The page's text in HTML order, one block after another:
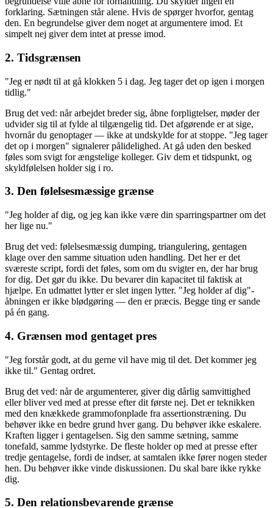
forklaring. Sætningen står alene. Hvis de spørger hvorfor, gentag
den. En begrundelse giver dem noget at argumentere imod. Et
simpelt nej giver dem intet at presse imod.
2. Tidsgrænsen
"Jeg er nødt til at gå klokken 5 i dag. Jeg tager det op igen i morgen
tidlig."
Brug det ved: når arbejdet breder sig, åbne forpligtelser, møder der
udvider sig til at fylde al tilgængelig tid. Det afgørende er at sige,
hvornår du genoptager — ikke at undskylde for at stoppe. "Jeg tager
det op i morgen" signalerer pålidelighed. At gå uden den besked
føles som svigt for ængstelige kolleger. Giv dem et tidspunkt, og
skyldfølelsen holder sig i ro.
3. Den følelsesmæssige grænse
"Jeg holder af dig, og jeg kan ikke være din sparringspartner om det
her lige nu."
Brug det ved: følelsesmæssig dumping, triangulering, gentagen
klage over den samme situation uden handling. Det her er det
sværeste script, fordi det føles, som om du svigter en, der har brug
for dig. Det gør du ikke. Du bevarer din kapacitet til faktisk at
hjælpe. En udmattet lytter er slet ingen lytter. "Jeg holder af dig"-
åbningen er ikke blødgøring — den er præcis. Begge ting er sande
på én gang.
4. Grænsen mod gentaget pres
"Jeg forstår godt, at du gerne vil have mig til det. Det kommer jeg
ikke til." Gentag ordret.
Brug det ved: når de argumenterer, giver dig dårlig samvittighed
eller bliver ved med at presse efter dit første nej. Det er teknikken
med den knækkede grammofonplade fra assertionstræning. Du
behøver ikke en bedre grund hver gang. Du behøver ikke eskalere.
Kraften ligger i gentagelsen. Sig den samme sætning, samme
tonefald, samme lydstyrke. De fleste holder op med at presse efter
tredje gentagelse, fordi de indser, at samtalen ikke fører nogen steder
hen. Du behøver ikke vinde diskussionen. Du skal bare ikke rykke
dig.
5. Den relationsbevarende grænse